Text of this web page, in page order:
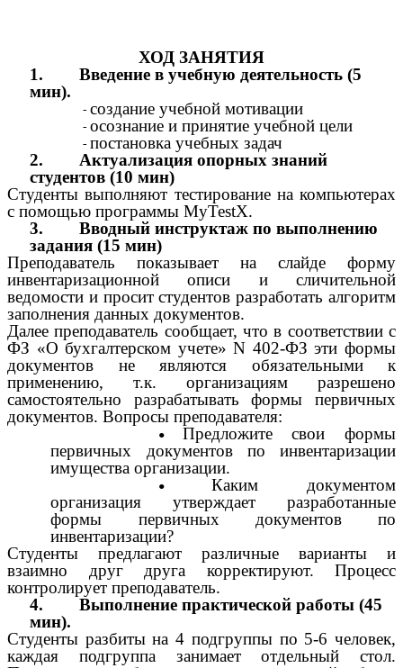
ХОД ЗАНЯТИЯ
1. Введение в учебную деятельность (5
мин).
создание учебной мотивации
осознание и принятие учебной цели
постановка учебных задач
2.
Актуализация опорных знаний
студентов (10 мин)
Студенты выполняют тестирование на компьютерах
с помощью программы MyTestX.
3.
Вводный инструктаж по выполнению
задания (15 мин)
Преподаватель показывает на слайде форму
инвентаризационной описи и сличительной
ведомости и просит студентов разработать алгоритм
заполнения данных документов.
Далее преподаватель сообщает, что в соответствии с
ФЗ «О бухгалтерском учете» N 402-ФЗ эти формы
документов не являются обязательными к
применению, т.к. организациям разрешено
самостоятельно разрабатывать формы первичных
документов. Вопросы преподавателя:
Предложите свои формы
первичных документов по инвентаризации
имущества организации.
Каким документом
организация утверждает разработанные
формы первичных документов по
инвентаризации?
Студенты предлагают различные варианты и
взаимно друг друга корректируют. Процесс
контролирует преподаватель.
4. Выполнение практической работы (45
мин).
Студенты разбиты на 4 подгруппы по 5-6 человек,
каждая подгруппа занимает отдельный стол.